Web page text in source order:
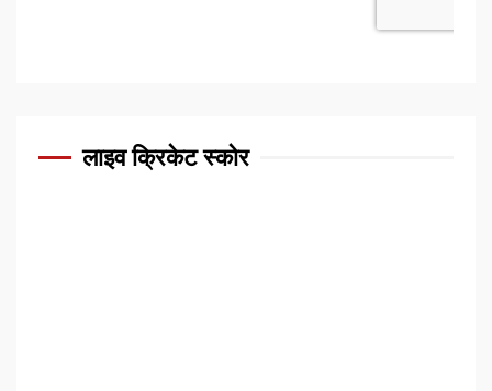
लाइव क्रिकेट स्कोर